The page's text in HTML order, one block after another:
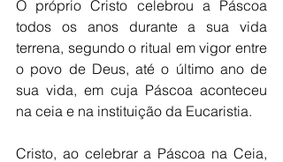
O próprio Cristo celebrou a Páscoa
todos os anos durante a sua vida
terrena, segundo o ritual em vigor entre
o povo de Deus, até o último ano de
sua vida, em cuja Páscoa aconteceu
na ceia e na instituição da Eucaristia.
Cristo, ao celebrar a Páscoa na Ceia,